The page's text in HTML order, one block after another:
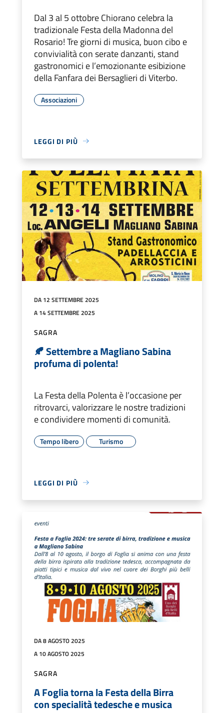
Dal 3 al 5 ottobre Chiorano celebra la
tradizionale Festa della Madonna del
Rosario! Tre giorni di musica, buon cibo e
convivialità con serate danzanti, stand
gastronomici e l’emozionante esibizione
della Fanfara dei Bersaglieri di Viterbo.
Associazioni
LEGGI DI PIÙ
DA 12 SETTEMBRE 2025
A 14 SETTEMBRE 2025
SAGRA
🍂 Settembre a Magliano Sabina
profuma di polenta!
La Festa della Polenta è l’occasione per
ritrovarci, valorizzare le nostre tradizioni
e condividere momenti di comunità.
Tempo libero Turismo
LEGGI DI PIÙ
DA 8 AGOSTO 2025
A 10 AGOSTO 2025
SAGRA
A Foglia torna la Festa della Birra
con specialità tedesche e musica